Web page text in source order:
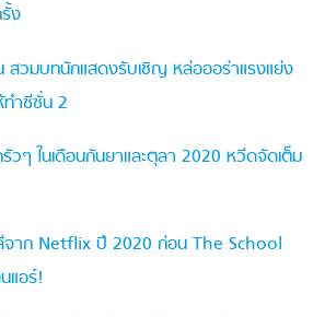
ง
วมบทนักแสดงรับเชิญ หล่อออร่าแรงแย่ง
ทำซีซั่น 2
ๆ ในเดือนกันยาและตุลา 2020 หวีดจัดเต็ม
จาก Netflix ปี 2020 ก่อน The School
แอร์!